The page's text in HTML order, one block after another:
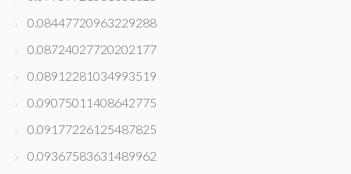
0.08447720963229288
0.08724027720202177
0.08912281034993519
0.09075011408642775
0.09177226125487825
0.09367583631489962